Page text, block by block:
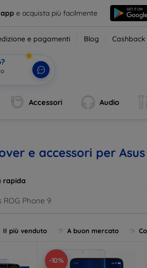
e acquista più facilmente
e pagamenti Blog Cashback
Accessori Audio
e accessori per Asus
rapida
ROG Phone 9
Il più venduto A buon mercato
-10%